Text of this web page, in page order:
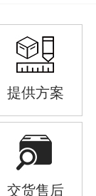
提供方案
交货售后